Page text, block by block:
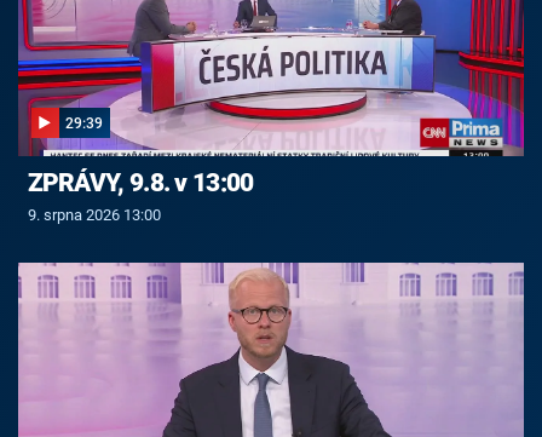
29:39
ZPRÁVY, 9.8. v 13:00
9. srpna 2026 13:00